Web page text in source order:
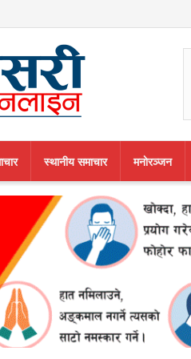
स्थानीय समाचार मनाेरञ्जन